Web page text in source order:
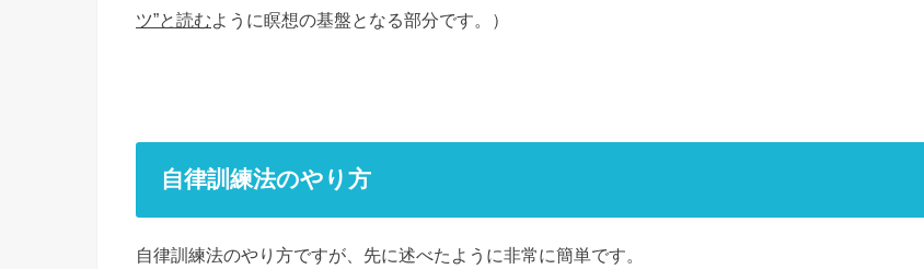
ツ”と読むように瞑想の基盤となる部分です。）
自律訓練法のやり方
自律訓練法のやり方ですが、先に述べたように非常に簡単です。